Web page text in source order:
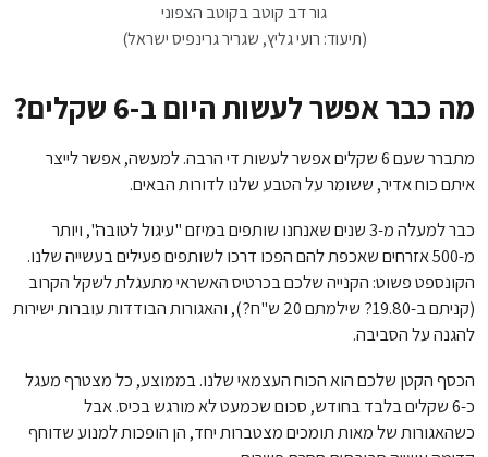
גור דב קוטב בקוטב הצפוני
(תיעוד: רועי גליץ, שגריר גרינפיס ישראל)
מה כבר אפשר לעשות היום ב-6 שקלים?
מתברר שעם 6 שקלים אפשר לעשות די הרבה. למעשה, אפשר לייצר
איתם כוח אדיר, ששומר על הטבע שלנו לדורות הבאים.
כבר למעלה מ-3 שנים שאנחנו שותפים במיזם "עיגול לטובה", ויותר
מ-500 אזרחים שאכפת להם הפכו דרכו לשותפים פעילים בעשייה שלנו.
הקונספט פשוט: הקנייה שלכם בכרטיס האשראי מתעגלת לשקל הקרוב
(קניתם ב-19.80? שילמתם 20 ש"ח?), והאגורות הבודדות עוברות ישירות
להגנה על הסביבה.
הכסף הקטן שלכם הוא הכוח העצמאי שלנו. בממוצע, כל מצטרף מעגל
כ-6 שקלים בלבד בחודש, סכום שכמעט לא מורגש בכיס. אבל
כשהאגורות של מאות תומכים מצטברות יחד, הן הופכות למנוע שדוחף